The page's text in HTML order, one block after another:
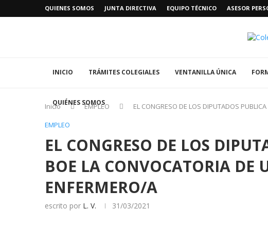
QUIENES SOMOS JUNTA DIRECTIVA EQUIPO TÉCNICO ASESOR
INICIO TRÁMITES COLEGIALES VENTANILLA ÚNICA
QUIÉNES SOMOS
Inicio EMPLEO
EL CONGRESO DE LOS DIPUTADOS
EMPLEO
EL CONGRESO DE LOS
BOE LA CONVOCATORIA DE
ENFERMERO/A
escrito por L. V. 31/03/2021